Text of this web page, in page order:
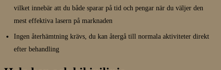
vilket innebär att du både sparar på tid och pengar när du väljer den
mest effektiva lasern på marknaden
Ingen återhämtning krävs, du kan återgå till normala aktiviteter direkt
efter behandling